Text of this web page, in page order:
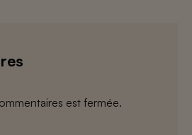
est fermée.